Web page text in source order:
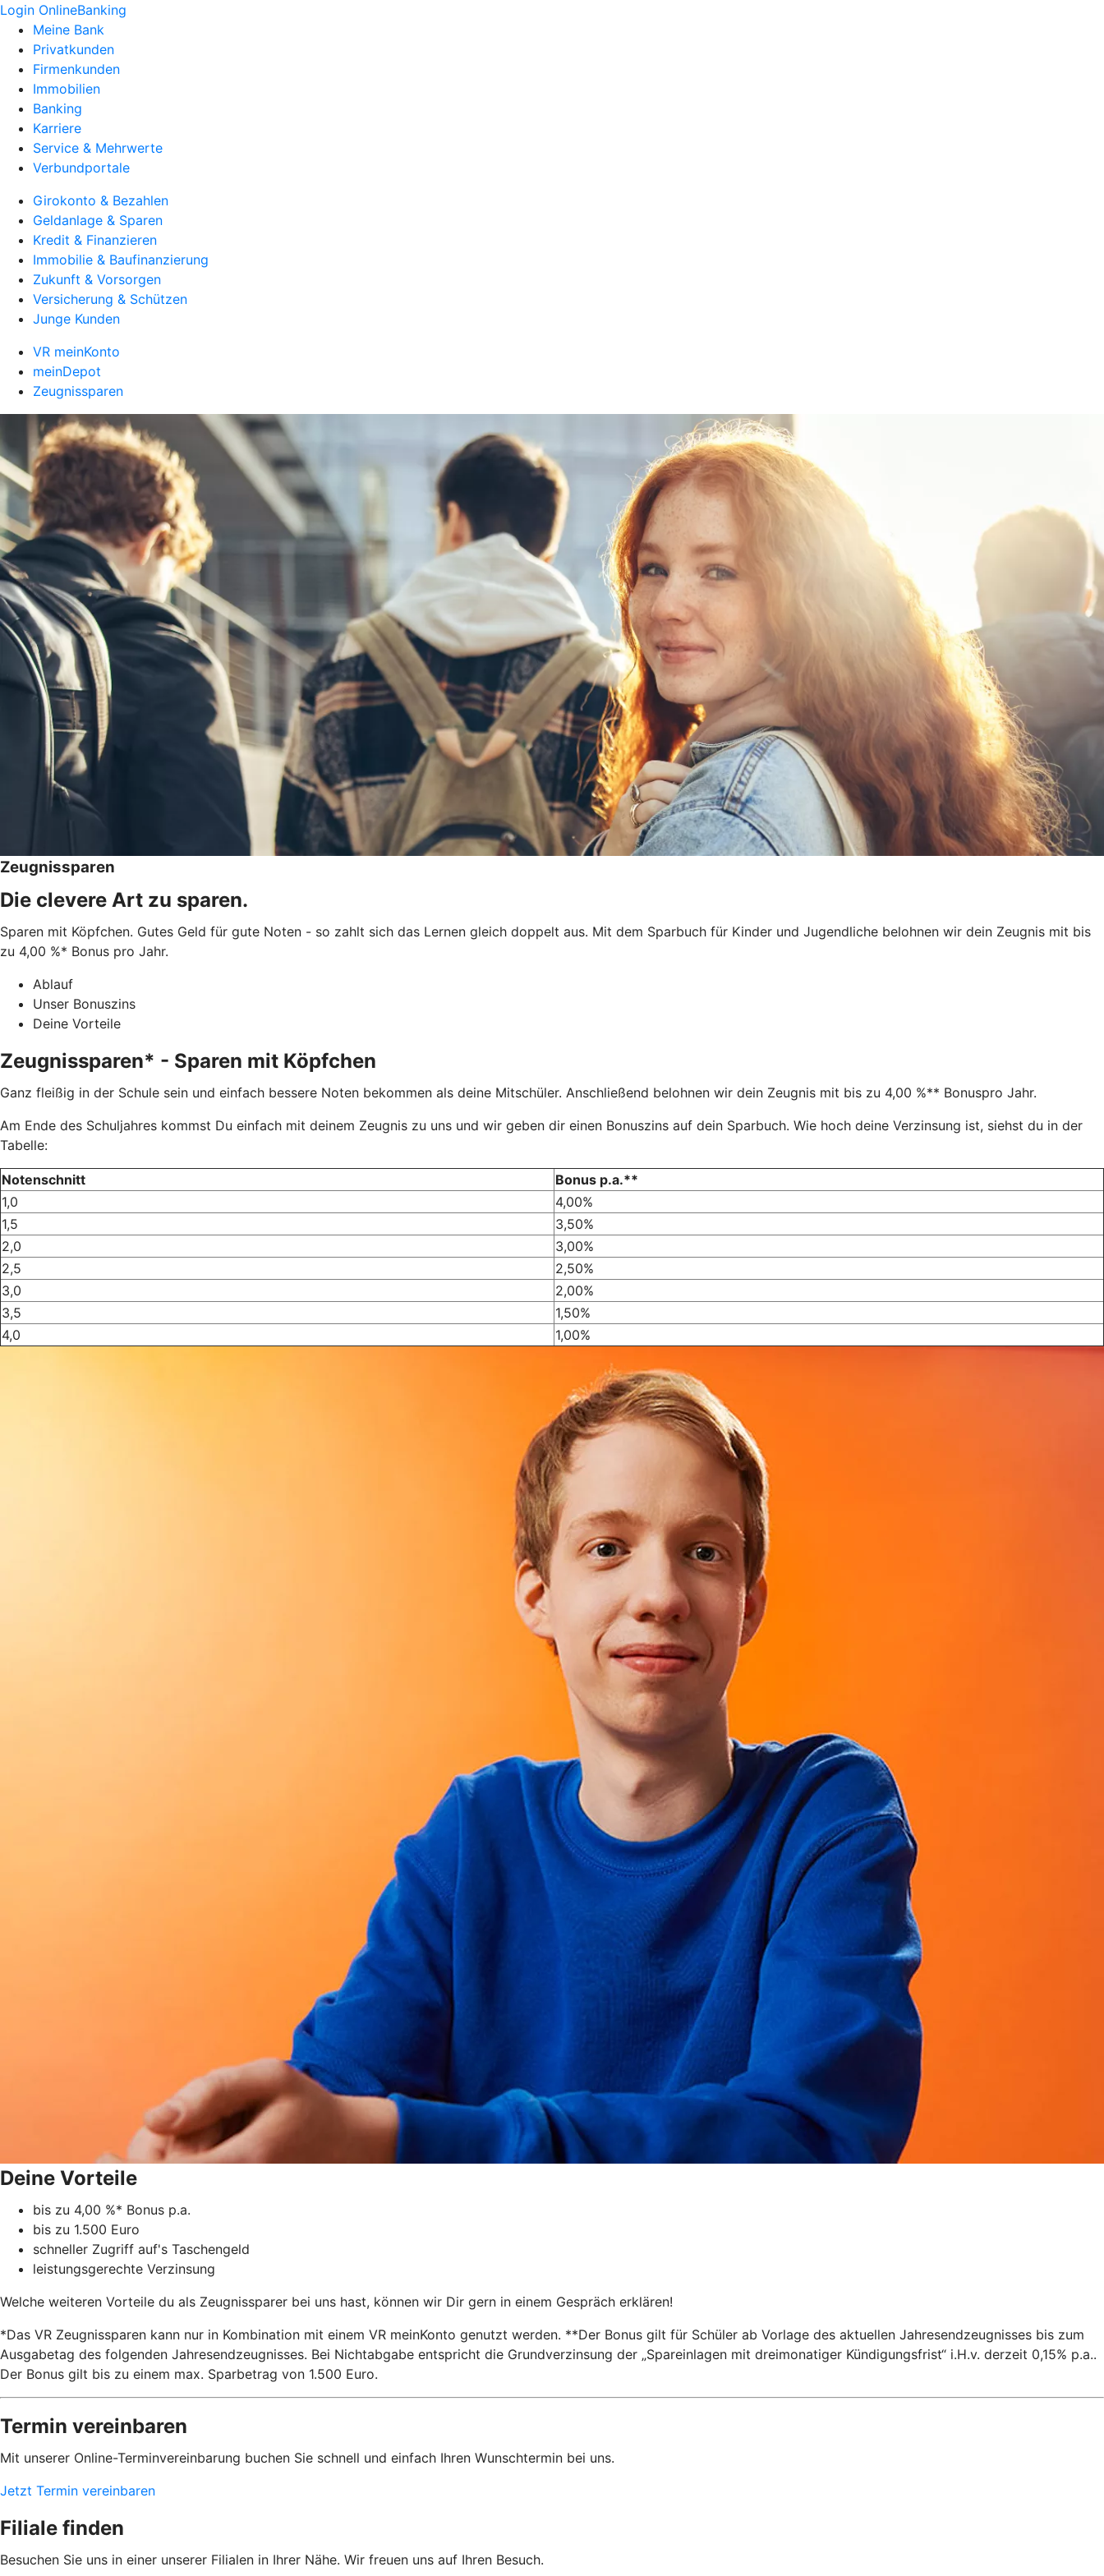
Login OnlineBanking
Meine Bank
Privatkunden
Firmenkunden
Immobilien
Banking
Karriere
Service & Mehrwerte
Verbundportale
Girokonto & Bezahlen
Geldanlage & Sparen
Kredit & Finanzieren
Immobilie & Baufinanzierung
Zukunft & Vorsorgen
Versicherung & Schützen
Junge Kunden
VR meinKonto
meinDepot
Zeugnissparen
Zeugnissparen
Die clevere Art zu sparen.
Sparen mit Köpfchen. Gutes Geld für gute Noten - so zahlt sich das Lernen gleich doppelt aus. Mit dem Sparbuch für Kinder und Jugendliche belohnen wir dein Zeugnis mit bis
zu 4,00 %* Bonus pro Jahr.
Ablauf
Unser Bonuszins
Deine Vorteile
Zeugnissparen* - Sparen mit Köpfchen
Ganz fleißig in der Schule sein und einfach bessere Noten bekommen als deine Mitschüler. Anschließend belohnen wir dein Zeugnis mit bis zu 4,00 %** Bonuspro Jahr.
Am Ende des Schuljahres kommst Du einfach mit deinem Zeugnis zu uns und wir geben dir einen Bonuszins auf dein Sparbuch. Wie hoch deine Verzinsung ist, siehst du in der
Tabelle:
Notenschnitt
Bonus p.a.**
1,0
4,00%
1,5
3,50%
2,0
3,00%
2,5
2,50%
3,0
2,00%
3,5
1,50%
4,0
1,00%
Deine Vorteile
bis zu 4,00 %* Bonus p.a.
bis zu 1.500 Euro
schneller Zugriff auf's Taschengeld
leistungsgerechte Verzinsung
Welche weiteren Vorteile du als Zeugnissparer bei uns hast, können wir Dir gern in einem Gespräch erklären!
*Das VR Zeugnissparen kann nur in Kombination mit einem VR meinKonto genutzt werden. **Der Bonus gilt für Schüler ab Vorlage des aktuellen Jahresendzeugnisses bis zum
Ausgabetag des folgenden Jahresendzeugnisses. Bei Nichtabgabe entspricht die Grundverzinsung der „Spareinlagen mit dreimonatiger Kündigungsfrist“ i.H.v. derzeit 0,15% p.a..
Der Bonus gilt bis zu einem max. Sparbetrag von 1.500 Euro.
Termin vereinbaren
Mit unserer Online-Terminvereinbarung buchen Sie schnell und einfach Ihren Wunschtermin bei uns.
Jetzt Termin vereinbaren
Filiale finden
Besuchen Sie uns in einer unserer Filialen in Ihrer Nähe. Wir freuen uns auf Ihren Besuch.